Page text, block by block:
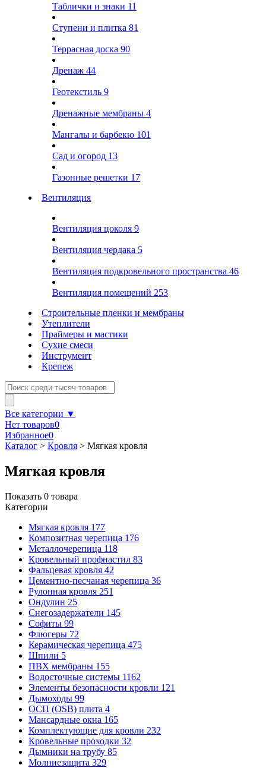
Таблички и знаки 11
Ступени и плитка 81
Террасная доска 90
Дренаж 44
Геотекстиль 9
Дренажные мембраны 4
Мангалы и барбекю 101
Сад и огород 13
Газонные решетки 17
Вентиляция
Вентиляция цоколя 9
Вентиляция чердака 5
Вентиляция подкровельного пространства 46
Вентиляция помещений 253
Строительные пленки и мембраны
Утеплители
Праймеры и мастики
Сухие смеси
Инструмент
Крепеж
Все категории ▼
Нет товаров0
Избранное0
Каталог > Кровля > Мягкая кровля
Мягкая кровля
Показать 0 товара
Категории
Мягкая кровля 177
Композитная черепица 176
Металлочерепица 118
Кровельный профнастил 83
Фальцевая кровля 42
Цементно-песчаная черепица 36
Рулонная кровля 251
Ондулин 25
Снегозадержатели 145
Софиты 99
Флюгеры 72
Керамическая черепица 475
Шпили 5
ПВХ мембраны 155
Водосточные системы 1162
Элементы безопасности кровли 121
Дымоходы 99
ОСП (OSB) плита 4
Мансардные окна 165
Комплектующие для кровли 232
Кровельные проходки 32
Дымники на трубу 85
Молниезащита 329